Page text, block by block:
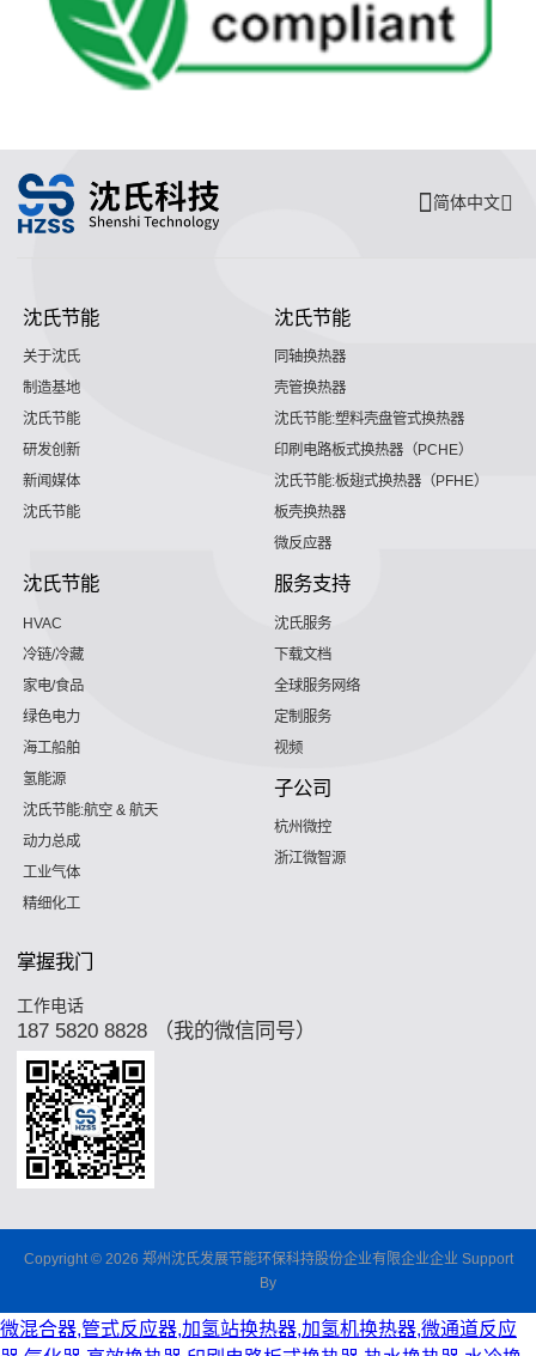
简体中文
沈氏节能
关于沈氏
制造基地
沈氏节能
研发创新
新闻媒体
沈氏节能
沈氏节能
同轴换热器
壳管换热器
沈氏节能:塑料壳盘管式换热器
印刷电路板式换热器（PCHE）
沈氏节能:板翅式换热器（PFHE）
板壳换热器
微反应器
沈氏节能
HVAC
冷链/冷藏
家电/食品
绿色电力
海工船舶
氢能源
沈氏节能:航空 & 航天
动力总成
工业气体
精细化工
服务支持
沈氏服务
下载文档
全球服务网络
定制服务
视频
子公司
杭州微控
浙江微智源
掌握我门
工作电话
187 5820 8828 （我的微信同号）
Copyright © 2026 郑州沈氏发展节能环保科持股份企业有限企业企业 Support
By
微混合器,管式反应器,加氢站换热器,加氢机换热器,微通道反应